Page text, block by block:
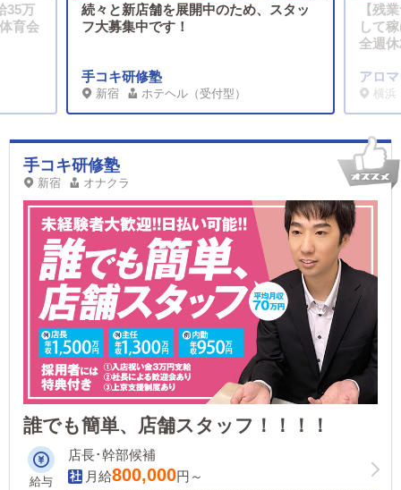
35万
育会
続々と新店舗を展開中のため、スタッ
フ大募集中です！
手コキ研修塾
新宿 ホテヘル（受付型）
【残
して
全週
アロ
横浜
手コキ研修塾
新宿 オナクラ
誰でも簡単、店舗スタッフ！！！！
給与
店長･幹部候補
月給800,000円～